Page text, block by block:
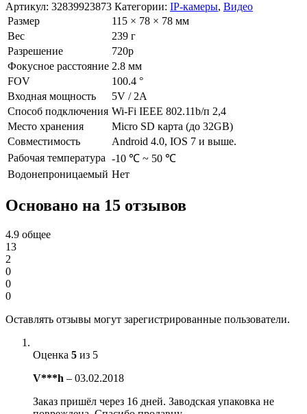
Артикул: 32839923873 Категории: IP-камеры, Видео
Размер
115 × 78 × 78 мм
Вес
239 г
Разрешение
720p
Фокусное расстояние 2.8 мм
FOV
100.4 °
Входная мощность
5V / 2A
Способ подключения Wi-Fi IEEE 802.11b/п 2,4
Место хранения
Micro SD карта (до 32GB)
Совместимость
Android 4.0, IOS 7 и выше.
Рабочая температура -10 ℃ ~ 50 ℃
Водонепроницаемый Нет
Основано на 15 отзывов
4.9 общее
13
2
0
0
0
Оставлять отзывы могут зарегистрированные пользователи.
Оценка 5 из 5
V***h – 03.02.2018
Заказ пришёл через 16 дней. Заводская упаковка не